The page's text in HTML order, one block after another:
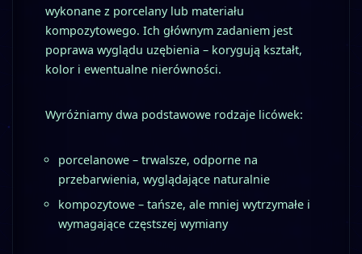
wykonane z porcelany lub materiału
kompozytowego. Ich głównym zadaniem jest
poprawa wyglądu uzębienia – korygują kształt,
kolor i ewentualne nierówności.
Wyróżniamy dwa podstawowe rodzaje licówek:
porcelanowe – trwalsze, odporne na
przebarwienia, wyglądające naturalnie
kompozytowe – tańsze, ale mniej wytrzymałe i
wymagające częstszej wymiany